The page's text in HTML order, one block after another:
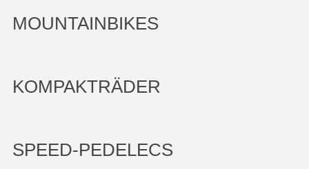
MOUNTAINBIKES
KOMPAKTRÄDER
SPEED-PEDELECS